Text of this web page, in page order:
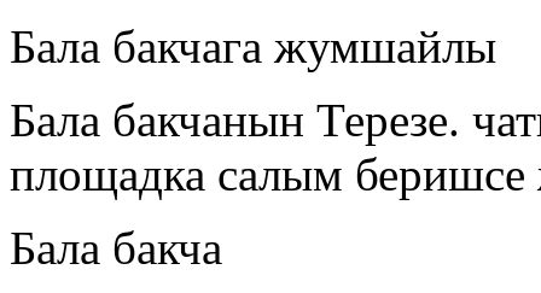
Бала бакчага жумшайлы
Бала бакчанын Терезе.
площадка салым
Бала бакча